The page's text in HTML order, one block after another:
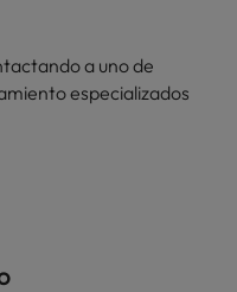
a uno de
especializados